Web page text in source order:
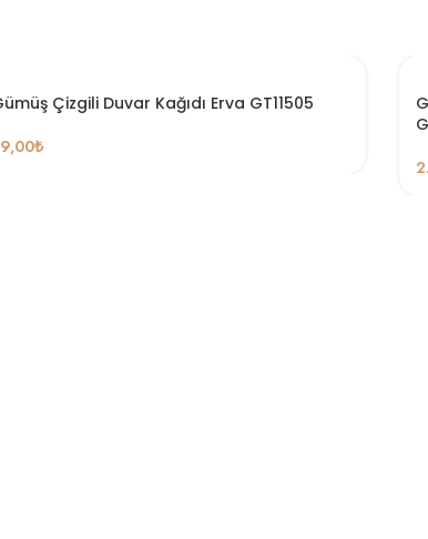
Çizgili Duvar Kağıdı Erva GT11505
₺